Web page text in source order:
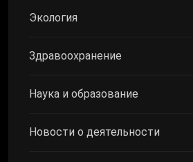
Экология
Здравоохранение
Наука и образование
Новости о деятельности